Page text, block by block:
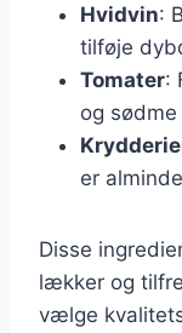
Hvidvin:
tilføje
Tomater:
og
er
Disse
lækker og
vælge